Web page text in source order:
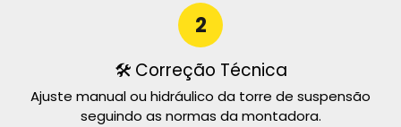
2
🛠️ Correção Técnica
Ajuste manual ou hidráulico da torre de suspensão
seguindo as normas da montadora.